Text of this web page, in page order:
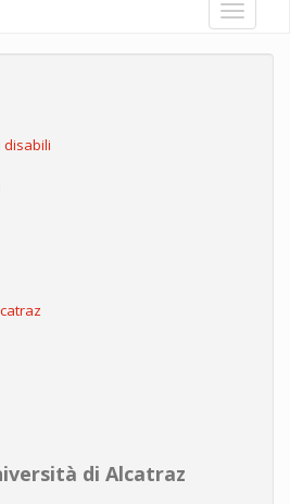
Toggle
disabili
di Alcatraz